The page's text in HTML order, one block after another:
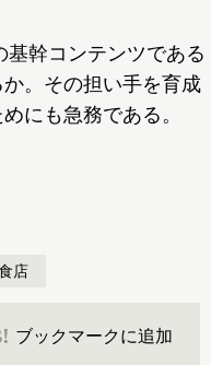
幹コンテンツである
。その担い手を育成
にも急務である。
店
ブックマークに追加